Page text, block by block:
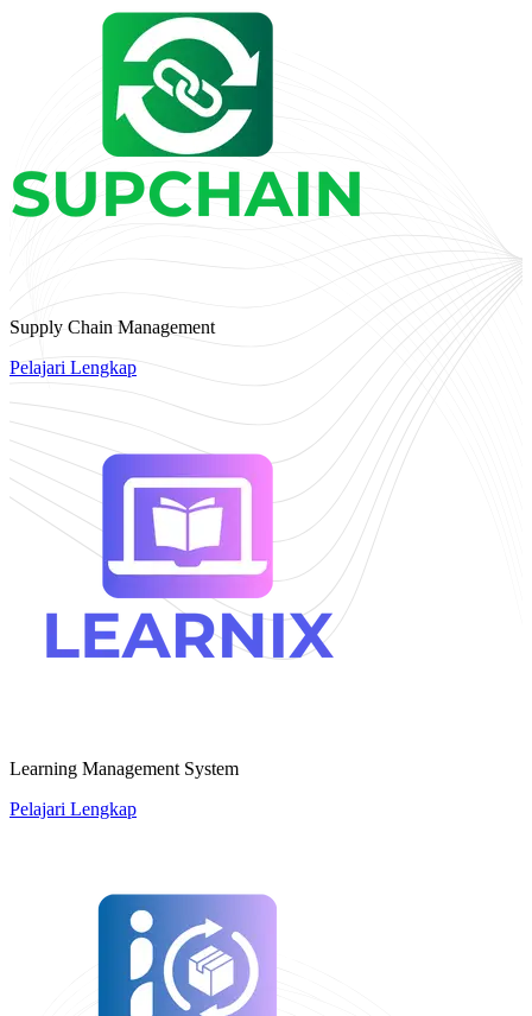
Supply Chain Management
Pelajari Lengkap
Learning Management System
Pelajari Lengkap